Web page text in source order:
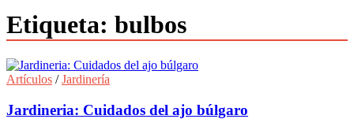
Etiqueta: bulbos
Artículos /Jardinería
Jardineria: Cuidados del ajo búlgaro